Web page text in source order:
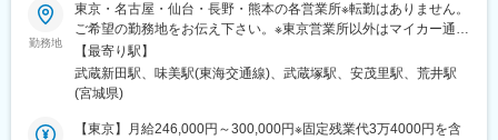
勤務地
東京・名古屋・仙台・長野・熊本の各営業所※転勤はありません。
ご希望の勤務地をお伝え下さい。※東京営業所以外はマイカー通勤
OK！■本社／東京営業所 東京都大田区下丸子2-27-20■名古屋営
業所 愛知県名古屋市北区楠1-2109■仙台営業所 宮城県仙台市
若林区鶴代町2-27■九州営業所 熊本県熊本市東区石原1-10-8■長
禁煙
【最寄り駅】
武蔵新田駅、味美駅(東海交通線)、武蔵塚駅、安茂里駅、荒井駅
(宮城県)
【東京】月給246,000円～300,000円※固定残業代3万4000円を含